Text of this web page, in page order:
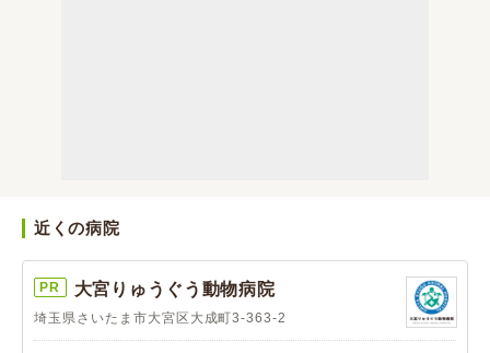
近くの病院
PR 大宮りゅうぐう動物病院
埼玉県さいたま市大宮区大成町3-363-2